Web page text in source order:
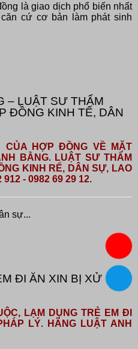
là giao dịch phổ biến nhất
cứ cơ bản làm phát sinh
– LUẬT SƯ THẨM
ĐỒNG KINH TẾ, DÂN
HỢP ĐỒNG VỀ MẶT
BẰNG. LUẬT SƯ THẨM
KINH RẾ, DÂN SỰ, LAO
- 0982 69 29 12.
sự...
ĐI ĂN XIN BỊ XỬ
LẠM DỤNG TRẺ EM ĐI
LÝ. HÃNG LUẬT ANH